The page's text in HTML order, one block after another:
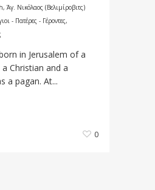
, Άγ. Νικόλαος (Βελιμίροβιτς)
- Πατέρες - Γέροντες,
in Jerusalem of a
Christian and a
a pagan. At...
0